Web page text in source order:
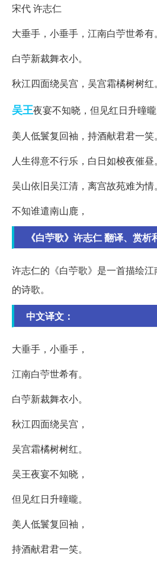
宋代 许志仁
大垂手，小垂手，江南白苧世希有。
白苧新裁舞衣小。
秋江四面绕吴宫，吴宫霜橘树树红。
吴王夜宴不知晓，但见红日升曈曨
美人低鬟复回袖，持酒献君君一笑。
人生得意不行乐，白日如梭夜催昼。
吴山依旧吴江清，离宫故苑难为情。
不知谁遣南山鹿，
《白苧歌》许志仁 翻译、赏析
许志仁的《白苧歌》是一首描绘
的诗歌。
中文译文：
大垂手，小垂手，
江南白苧世希有。
白苧新裁舞衣小。
秋江四面绕吴宫，
吴宫霜橘树树红。
吴王夜宴不知晓，
但见红日升曈曨。
美人低鬟复回袖，
持酒献君君一笑。